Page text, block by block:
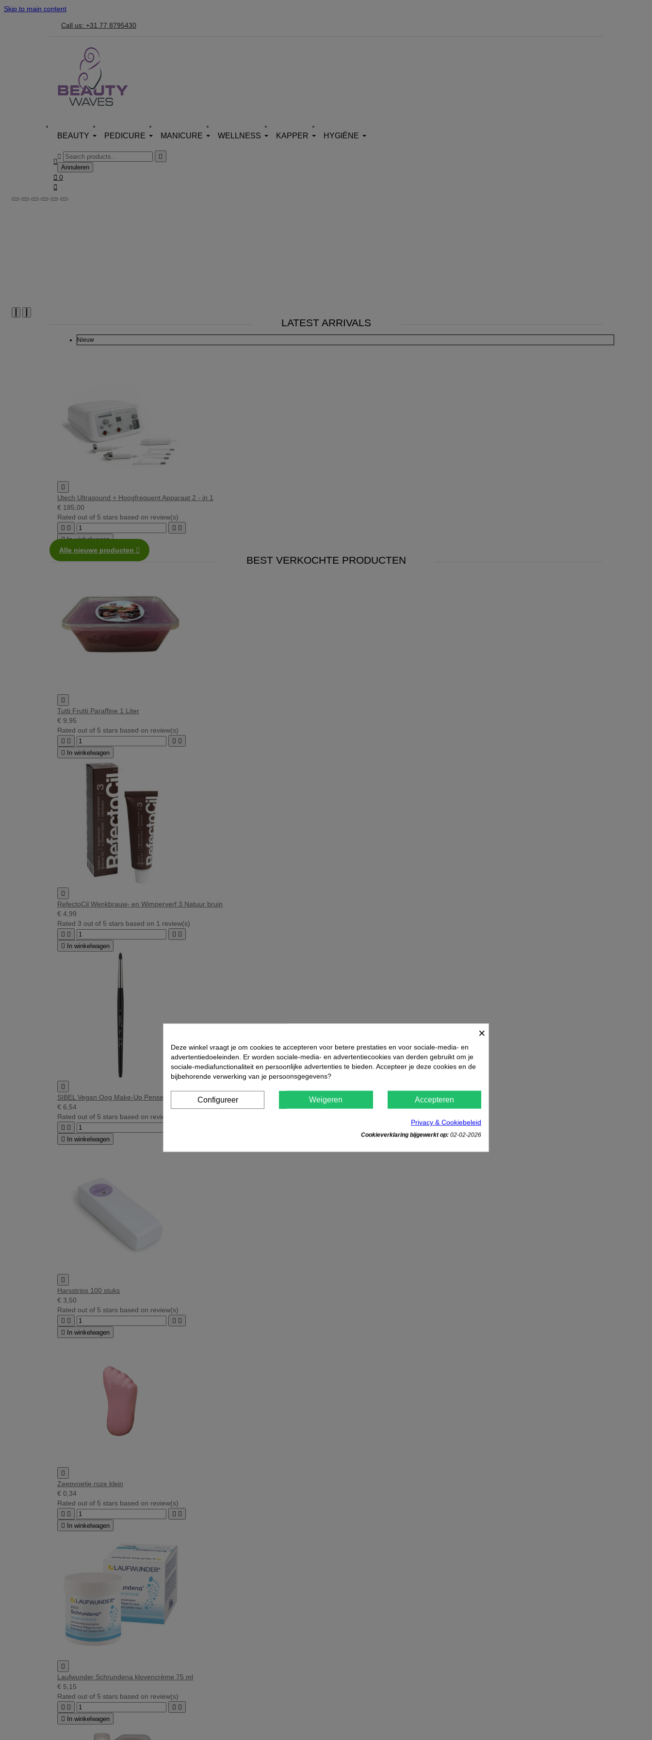
Skip to main content
Call us: +31 77 8795430
BEAUTY PEDICURE MANICURE WELLNESS KAPPER HYGIËNE



Annuleren
 0

LATEST ARRIVALS
Nieuw

Utech Ultrasound + Hoogfrequent Apparaat 2 - in 1
€ 185,00
Rated out of 5 stars based on review(s)
   
 In winkelwagen
Alle nieuwe producten 
BEST VERKOCHTE PRODUCTEN

Tutti Frutti Paraffine 1 Liter
€ 9,95
Rated out of 5 stars based on review(s)
   
 In winkelwagen

RefectoCil Wenkbrauw- en Wimperverf 3 Natuur bruin
€ 4,99
Rated 3 out of 5 stars based on 1 review(s)
   
 In winkelwagen

SIBEL Vegan Oog Make-Up Penseel 4 Eyes
€ 6,54
Rated out of 5 stars based on review(s)
 
 In winkelwagen

Harsstrips 100 stuks
€ 3,50
Rated out of 5 stars based on review(s)
   
 In winkelwagen

Zeepvoetje roze klein
€ 0,34
Rated out of 5 stars based on review(s)
   
 In winkelwagen

Laufwunder Schrundena klovencrème 75 ml
€ 5,15
Rated out of 5 stars based on review(s)
   
 In winkelwagen
×
Deze winkel vraagt je om cookies te accepteren voor betere prestaties en voor sociale-media- en
advertentiedoeleinden. Er worden sociale-media- en advertentiecookies van derden gebruikt om je
sociale-mediafunctionaliteit en persoonlijke advertenties te bieden. Accepteer je deze cookies en de
bijbehorende verwerking van je persoonsgegevens?
Configureer Weigeren Accepteren
Privacy & Cookiebeleid
Cookieverklaring bijgewerkt op: 02-02-2026